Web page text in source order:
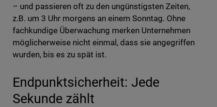
– und passieren oft zu den ungünstigsten Zeiten,
z.B. um 3 Uhr morgens an einem Sonntag. Ohne
fachkundige Überwachung merken Unternehmen
möglicherweise nicht einmal, dass sie angegriffen
wurden, bis es zu spät ist.
Endpunktsicherheit: Jede
Sekunde zählt